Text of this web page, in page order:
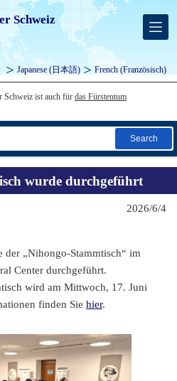
Schweiz
Japanese (日本語) French(Französisch)
Schweiz ist auch für das Fürstentum
Search
wurde durchgeführt
2026/6/4
„Nihongo-Stammtisch“ im
Center durchgeführt.
wird am Mittwoch, 17. Juni
finden Sie hier.